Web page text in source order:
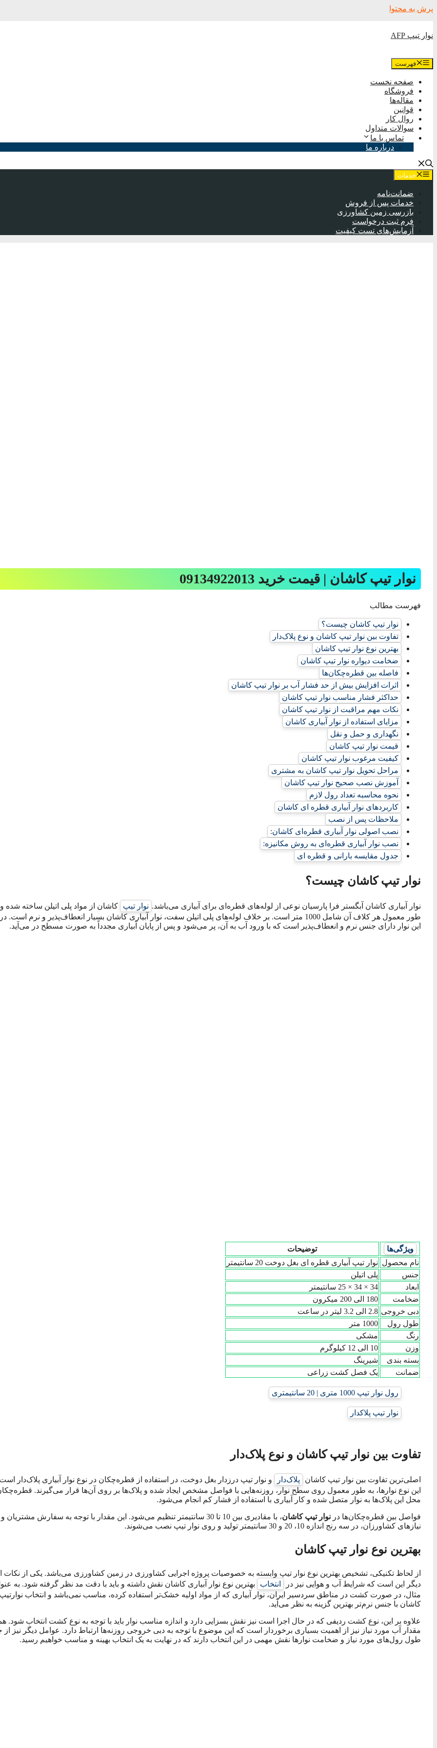
پرش به محتوا
نوار تیپ AFP
فهرست
صفحه نخست
فروشگاه
مقاله‌ها
قوانین
روال کار
سوالات متداول
تماس با ما
درباره ما
خدمات
ضمانت‌نامه
خدمات پس از فروش
بازرسی زمین کشاورزی
فرم ثبت درخواست
آزمایش‌های تست کیفیت
نوار تیپ کاشان | قیمت خرید 09134922013
فهرست مطالب
نوار تیپ کاشان چیست؟
تفاوت بین نوار تیپ کاشان و نوع پلاک‌دار
بهترین نوع نوار تیپ کاشان
ضخامت دیواره نوار تیپ کاشان
فاصله بین قطره‌چکان‌ها
اثرات افزایش بیش از حد فشار آب بر نوار تیپ کاشان
حداکثر فشار مناسب نوار تیپ کاشان
نکات مهم مراقبت از نوار تیپ کاشان
مزایای استفاده از نوار آبیاری کاشان
نگهداری و حمل و نقل
قیمت نوار تیپ کاشان
کیفیت مرغوب نوار تیپ کاشان
مراحل تحویل نوار تیپ کاشان به مشتری
آموزش نصب صحیح نوار تیپ کاشان
نحوه محاسبه تعداد رول لازم
کاربردهای نوار آبیاری قطره ای کاشان
ملاحظات پس از نصب
نصب اصولی نوار آبیاری قطره‌ای کاشان:
نصب نوار آبیاری قطره‌ای به روش مکانیزه:
جدول مقایسه بارانی و قطره ای
نوار تیپ کاشان چیست؟
نوار آبیاری کاشان آبگستر فرا پارسیان نوعی از لوله‌های قطره‌ای برای آبیاری می‌باشد. نوار تیپ
کاشان از مواد پلی اتیلن ساخته شده و
طور معمول هر کلاف آن شامل 1000 متر است. بر خلاف لوله‌های پلی اتیلن سفت، نوار آبیاری کاشان بسیار انعطاف‌پذیر و نرم است.
این نوار دارای جنس نرم و انعطاف‌پذیر است که با ورود آب به آن، پر می‌شود و پس از پایان آبیاری مجدداً به صورت مسطح در می‌آید.
ویژگی‌ها
توضیحات
نام محصول نوار تیپ آبیاری قطره ای بغل دوخت 20 سانتیمتر
جنس
پلی اتیلن
ابعاد
34 × 34 × 25 سانتیمتر
ضخامت
180 الی 200 میکرون
دبی خروجی 2.8 الی 3.2 لیتر در ساعت
طول رول
1000 متر
رنگ
مشکی
وزن
10 الی 12 کیلوگرم
بسته بندی
شیرینگ
ضمانت
یک فصل کشت زراعی
رول نوار تیپ 1000 متری | 20 سانتیمتری
نوار تیپ پلاکدار
تفاوت بین نوار تیپ کاشان و نوع پلاک‌دار
اصلی‌ترین تفاوت بین نوار تیپ کاشان پلاک‌دار
و نوار تیپ درزدار بغل دوخت، در استفاده از قطره‌چکان در نوع نوار آبیاری پلاک‌دار
این نوع نوارها، به طور معمول روی سطح نوار، روزنه‌هایی با فواصل مشخص ایجاد شده و پلاک‌ها بر روی آن‌ها قرار می‌گیرند.
محل این پلاک‌ها به نوار متصل شده و کار آبیاری با استفاده از فشار کم انجام می‌شود.
فواصل بین قطره‌چکان‌ها در نوار تیپ کاشان
، با مقادیری بین 10 تا 30 سانتیمتر تنظیم می‌شود. این مقدار با توجه به سفارش مشتریان و
نیازهای کشاورزان، در سه رنج اندازه 10، 20 و 30 سانتیمتر تولید و روی نوار تیپ نصب می‌شوند.
بهترین نوع نوار تیپ کاشان
از لحاظ تکنیکی، تشخیص بهترین نوع نوار تیپ وابسته به خصوصیات پروژه اجرایی کشاورزی در زمین کشاورزی می‌باشد. یکی از
دیگر این است که شرایط آب و هوایی نیز در
انتخاب
بهترین نوع نوار آبیاری کاشان نقش داشته و باید با دقت مد نظر گرفته شود. به
مثال، در صورت کشت در مناطق سردسیر ایران، نوار آبیاری که از مواد اولیه خشک‌تر استفاده کرده، مناسب نمی‌باشد و انتخاب نوارتیپ
کاشان با جنس نرم‌تر بهترین گزینه به نظر می‌آید.
علاوه بر این، نوع کشت ردیفی که در حال اجرا است نیز نقش بسزایی دارد و اندازه مناسب نوار باید با توجه به نوع کشت انتخاب شود.
مقدار آب مورد نیاز نیز از اهمیت بسیاری برخوردار است که این موضوع با توجه به دبی خروجی روزنه‌ها ارتباط دارد. عوامل دیگر نیز از
طول رول‌های مورد نیاز و ضخامت نوارها نقش مهمی در این انتخاب دارند که در نهایت به یک انتخاب بهینه و مناسب خواهیم رسید.